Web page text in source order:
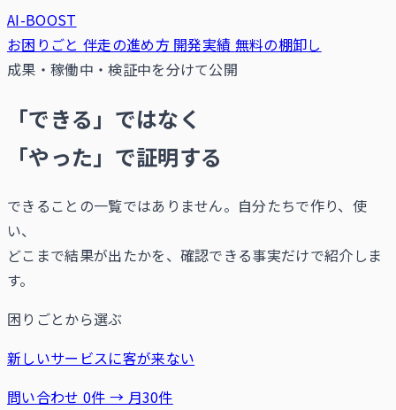
AI-BOOST
お困りごと 伴走の進め方 開発実績 無料の棚卸し
成果・稼働中・検証中を分けて公開
「できる」ではなく
「やった」 で証明する
できることの一覧ではありません。自分たちで作り、使
い、
どこまで結果が出たかを、確認できる事実だけで紹介しま
す。
困りごとから選ぶ
新しいサービスに客が来ない
問い合わせ 0件 → 月30件